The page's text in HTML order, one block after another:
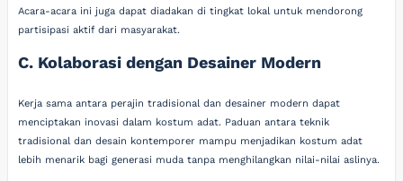
Acara-acara ini juga dapat diadakan di tingkat lokal untuk mendorong
partisipasi aktif dari masyarakat.
C. Kolaborasi dengan Desainer Modern
Kerja sama antara perajin tradisional dan desainer modern dapat
menciptakan inovasi dalam kostum adat. Paduan antara teknik
tradisional dan desain kontemporer mampu menjadikan kostum adat
lebih menarik bagi generasi muda tanpa menghilangkan nilai-nilai aslinya.